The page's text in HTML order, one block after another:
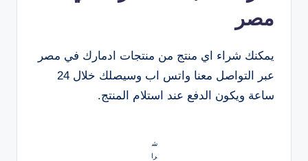
مصر
يمكنك شراء اي منتج من منتجات ادمارك في مصر
عبر التواصل معنا واتس اب وسيصلك خلال 24
ساعة ويكون الدفع عند استلام المنتج.
ش
را